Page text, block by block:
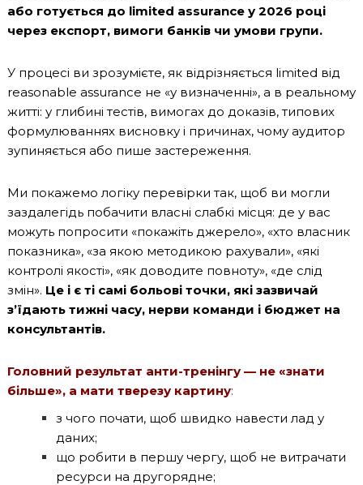
або готується до limited assurance у 2026 році
через експорт, вимоги банків чи умови групи.
У процесі ви зрозумієте, як відрізняється limited від
reasonable assurance не «у визначенні», а в реальному
житті: у глибині тестів, вимогах до доказів, типових
формулюваннях висновку і причинах, чому аудитор
зупиняється або пише застереження.
Ми покажемо логіку перевірки так, щоб ви могли
заздалегідь побачити власні слабкі місця: де у вас
можуть попросити «покажіть джерело», «хто власник
показника», «за якою методикою рахували», «які
контролі якості», «як доводите повноту», «де слід
змін». Це і є ті самі больові точки, які зазвичай
з’їдають тижні часу, нерви команди і бюджет на
консультантів.
Головний результат анти-тренінгу — не «знати
більше», а мати тверезу картину:
з чого почати, щоб швидко навести лад у
даних;
що робити в першу чергу, щоб не витрачати
ресурси на другорядне;